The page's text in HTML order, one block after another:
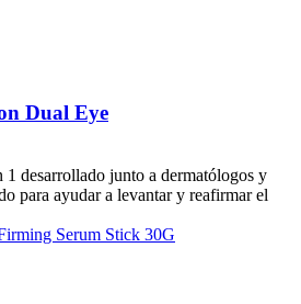
Dual Eye
desarrollado junto a dermatólogos y
para ayudar a levantar y reafirmar el